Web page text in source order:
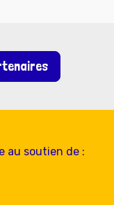
au soutien de :